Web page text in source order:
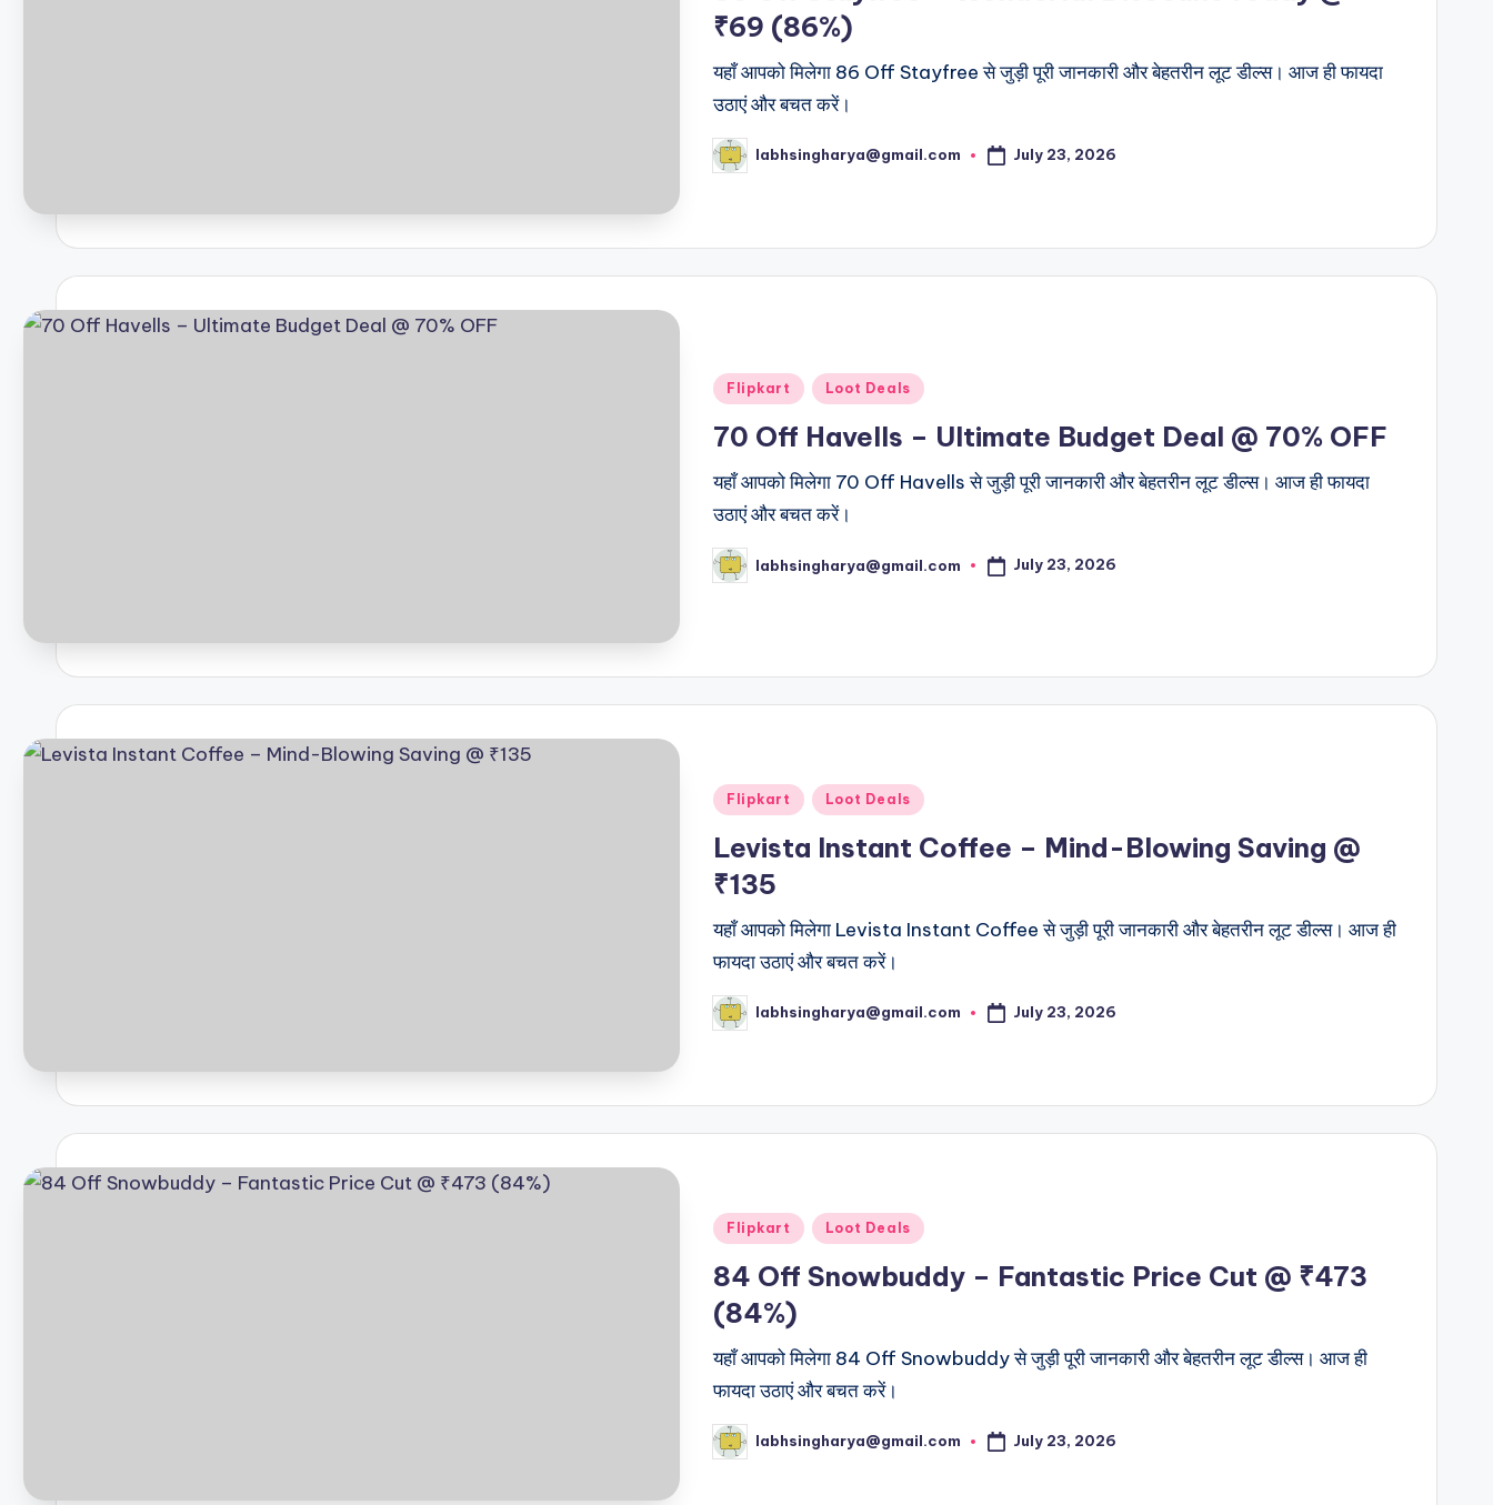
₹69 (86%)
यहाँ आपको मिलेगा 86 Off Stayfree से जुड़ी पूरी जानकारी और बेहतरीन लूट डील्स। आज ही फायदा
उठाएं और बचत करें।
Posted
by
labhsingharya@gmail.com July 23, 2026
Posted
Flipkart Loot Deals
70 Off Havells – Ultimate Budget Deal @ 70% OFF
यहाँ आपको मिलेगा 70 Off Havells से जुड़ी पूरी जानकारी और बेहतरीन लूट डील्स। आज ही फायदा
उठाएं और बचत करें।
Posted
by
labhsingharya@gmail.com July 23, 2026
Posted
Flipkart Loot Deals
Levista Instant Coffee – Mind-Blowing Saving @
₹135
यहाँ आपको मिलेगा Levista Instant Coffee से जुड़ी पूरी जानकारी और बेहतरीन लूट डील्स। आज ही
फायदा उठाएं और बचत करें।
Posted
by
labhsingharya@gmail.com July 23, 2026
Posted
Flipkart Loot Deals
84 Off Snowbuddy – Fantastic Price Cut @ ₹473
(84%)
यहाँ आपको मिलेगा 84 Off Snowbuddy से जुड़ी पूरी जानकारी और बेहतरीन लूट डील्स। आज ही
फायदा उठाएं और बचत करें।
Posted
by
labhsingharya@gmail.com July 23, 2026